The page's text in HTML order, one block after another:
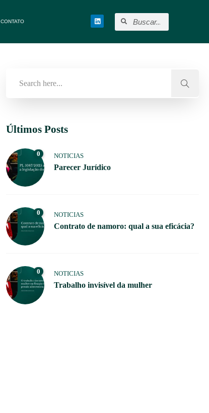
CONTATO
Últimos Posts
0 NOTICIAS
Parecer Jurídico
0 NOTICIAS
Contrato de namoro: qual a sua eficácia?
0 NOTICIAS
Trabalho invisível da mulher